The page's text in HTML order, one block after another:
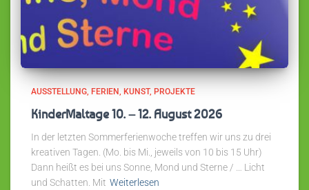
AUSSTELLUNG FERIEN KUNST PROJEKTE
KinderMaltage 10. – 12. August 2026
In der letzten Sommerferienwoche treffen wir uns zu drei
kreativen Tagen. (Mo. bis Mi., jeweils von 10 bis 15 Uhr)
Dann heißt es bei uns Sonne, Mond und Sterne / … Licht
und Schatten. Mit Weiterlesen